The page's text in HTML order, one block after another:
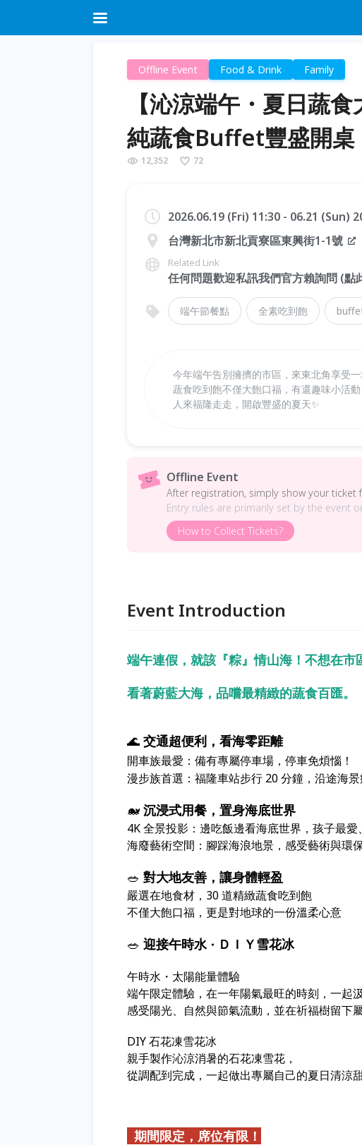
Offline Event Food & Drink Family
【沁涼端午・夏日蔬
純蔬食Buffet豐盛開桌
12,352 72
2026.06.19 (Fri) 11:30 - 06.21 (Sun)
台灣新北市新北貢寮區東興街1-1號
Related Link
任何問題歡迎私訊我們官方賴詢問 (點
端午節餐點 全素吃到飽
今年端午告別擁擠的市區，來東北角享受
蔬食吃到飽 ​不僅大飽口福，有還趣味小活
人來福隆走走，開啟豐盛的夏天✨
Offline Event
After registration, simply show your ticket
Entry rules are primarily set by the event
How to Collect Tickets?
Event Introduction
端午連假，就該『粽』情山海！不想在市
看著蔚藍大海，品嚐最精緻的蔬食百匯。
​🌊 交通超便利，看海零距離
開車族最愛：備有專屬停車場，停車免煩惱！
漫步族首選：福隆車站步行 20 分鐘，沿途海景
🐋 沉浸式用餐，置身海底世界
​4K 全景投影：邊吃飯邊看海底世界，孩子最愛
海廢藝術空間：腳踩海浪地景，感受藝術與環
🥗 對大地友善，讓身體輕盈
嚴選在地食材，30 道精緻蔬食吃到飽
​不僅大飽口福，更是對地球的一份溫柔心意
🥗 迎接午時水・ ＤＩＹ雪花冰
午時水・太陽能量體驗
端午限定體驗，在一年陽氣最旺的時刻，一起
感受陽光、自然與節氣流動，並在祈福樹留下
DIY 石花凍雪花冰
親手製作沁涼消暑的石花凍雪花，
從調配到完成，一起做出專屬自己的夏日清涼甜
期間限定，席位有限！